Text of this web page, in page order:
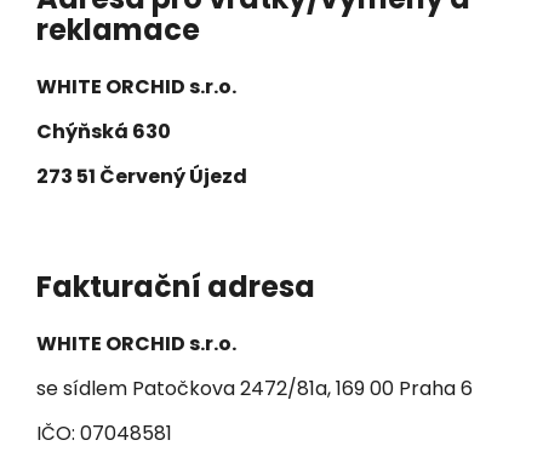
reklamace
WHITE ORCHID s.r.o.
Chýňská 630
273 51 Červený Újezd
Fakturační adresa
WHITE ORCHID s.r.o.
se sídlem Patočkova 2472/81a, 169 00 Praha 6
IČO: 07048581